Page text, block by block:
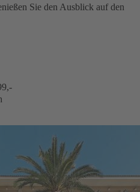
Sie den Ausblick auf den